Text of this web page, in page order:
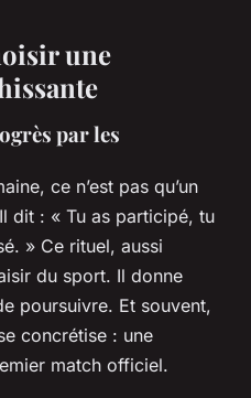
une
par les
ce n’est pas qu’un
dit : « Tu as participé, tu
» Ce rituel, aussi
du sport. Il donne
poursuivre. Et souvent,
concrétise : une
match officiel.